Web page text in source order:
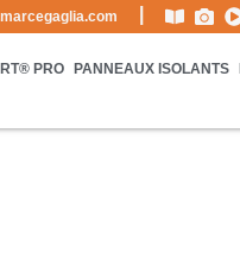
PRO PANNEAUX ISOLANTS